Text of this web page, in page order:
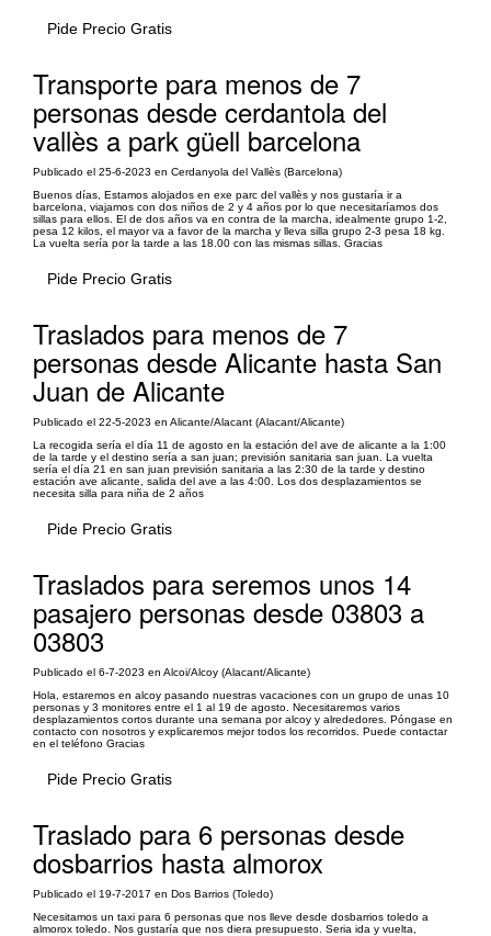
Pide Precio Gratis
Transporte para menos de 7
personas desde cerdantola del
vallès a park güell barcelona
Publicado el 25-6-2023 en Cerdanyola del Vallès (Barcelona)
Buenos días, Estamos alojados en exe parc del vallès y nos gustaría ir a
barcelona, viajamos con dos niños de 2 y 4 años por lo que necesitaríamos dos
sillas para ellos. El de dos años va en contra de la marcha, idealmente grupo 1-2,
pesa 12 kilos, el mayor va a favor de la marcha y lleva silla grupo 2-3 pesa 18 kg.
La vuelta sería por la tarde a las 18.00 con las mismas sillas. Gracias
Pide Precio Gratis
Traslados para menos de 7
personas desde Alicante hasta San
Juan de Alicante
Publicado el 22-5-2023 en Alicante/Alacant (Alacant/Alicante)
La recogida sería el día 11 de agosto en la estación del ave de alicante a la 1:00
de la tarde y el destino sería a san juan; previsión sanitaria san juan. La vuelta
sería el día 21 en san juan previsión sanitaria a las 2:30 de la tarde y destino
estación ave alicante, salida del ave a las 4:00. Los dos desplazamientos se
necesita silla para niña de 2 años
Pide Precio Gratis
Traslados para seremos unos 14
pasajero personas desde 03803 a
03803
Publicado el 6-7-2023 en Alcoi/Alcoy (Alacant/Alicante)
Hola, estaremos en alcoy pasando nuestras vacaciones con un grupo de unas 10
personas y 3 monitores entre el 1 al 19 de agosto. Necesitaremos varios
desplazamientos cortos durante una semana por alcoy y alrededores. Póngase en
contacto con nosotros y explicaremos mejor todos los recorridos. Puede contactar
en el teléfono Gracias
Pide Precio Gratis
Traslado para 6 personas desde
dosbarrios hasta almorox
Publicado el 19-7-2017 en Dos Barrios (Toledo)
Necesitamos un taxi para 6 personas que nos lleve desde dosbarrios toledo a
almorox toledo. Nos gustaría que nos diera presupuesto. Seria ida y vuelta,